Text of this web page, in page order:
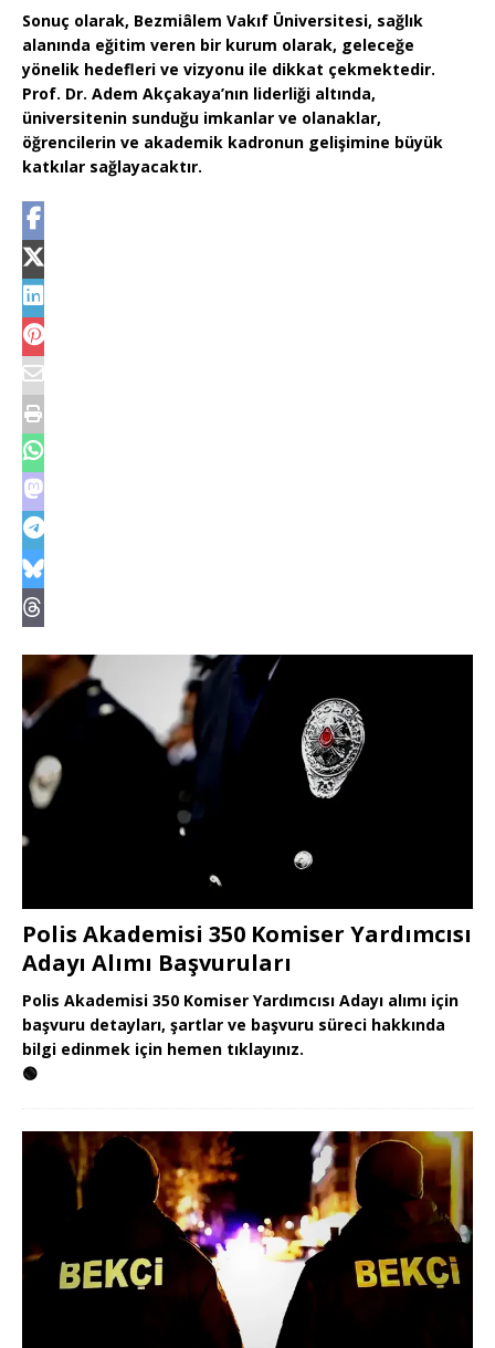
Sonuç olarak, Bezmiâlem Vakıf Üniversitesi, sağlık
alanında eğitim veren bir kurum olarak, geleceğe
yönelik hedefleri ve vizyonu ile dikkat çekmektedir.
Prof. Dr. Adem Akçakaya’nın liderliği altında,
üniversitenin sunduğu imkanlar ve olanaklar,
öğrencilerin ve akademik kadronun gelişimine büyük
katkılar sağlayacaktır.
Polis Akademisi 350 Komiser Yardımcısı
Adayı Alımı Başvuruları
Polis Akademisi 350 Komiser Yardımcısı Adayı alımı için
başvuru detayları, şartlar ve başvuru süreci hakkında
bilgi edinmek için hemen tıklayınız.
🟢